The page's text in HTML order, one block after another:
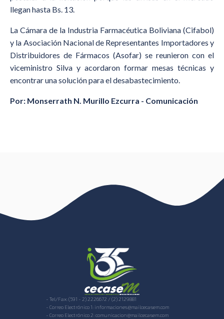
llegan hasta Bs. 13.
La Cámara de la Industria Farmacéutica Boliviana (Cifabol)
y la Asociación Nacional de Representantes Importadores y
Distribuidores de Fármacos (Asofar) se reunieron con el
viceministro Silva y acordaron formar mesas técnicas y
encontrar una solución para el desabastecimiento.
Por: Monserrath N. Murillo Ezcurra - Comunicación
- Tel/Fax: (591 - 2) 2226672 / (2) 2129881
- Correo Electrónico 1: informaciones@mailcecasem.com
- Correo Electrónico 2: comunicacion@mailcecasem.com